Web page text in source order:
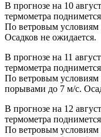
В прогнозе на 10
термометра
По ветровым условиям
Осадков не ожидается.
В прогнозе на 11
термометра
По ветровым условиям
порывами до 7 м/с.
В прогнозе на 12
термометра
По ветровым условиям